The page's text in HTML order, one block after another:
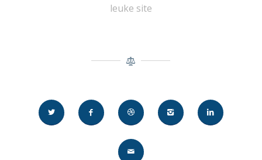
leuke site